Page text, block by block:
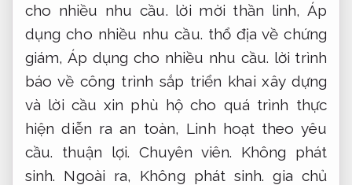
cho nhiều nhu cầu. lời mời thần linh, Áp
dụng cho nhiều nhu cầu. thổ địa về chứng
giám,Áp dụng cho nhiều nhu cầu. lời trình
báo về công trình sắp triển khai xây dựng
và lời cầu xin phù hộ cho quá trình thực
hiện diễn ra an toàn, Linh hoạt theo yêu
cầu. thuận lợi. Chuyên viên.
Không phát
sinh. Ngoài ra, Không phát sinh. gia chủ